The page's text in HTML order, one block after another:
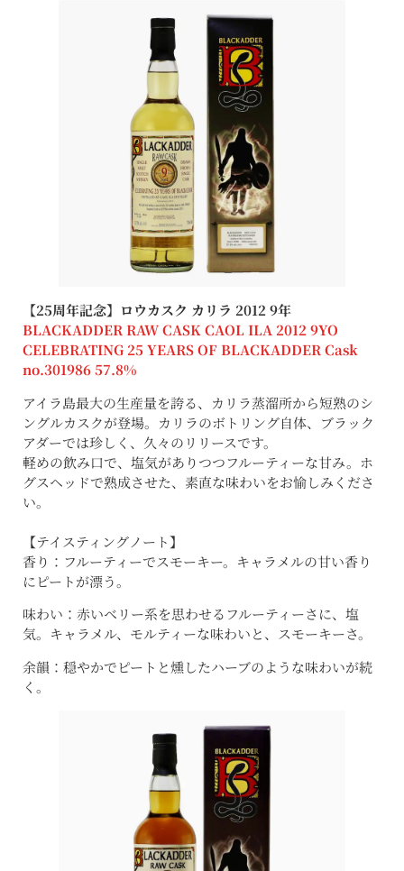
【25周年記念】ロウカスク カリラ 2012 9年
BLACKADDER RAW CASK CAOL ILA 2012 9YO
CELEBRATING 25 YEARS OF BLACKADDER Cask
no.301986 57.8%
アイラ島最大の生産量を誇る、カリラ蒸溜所から短熟のシ
ングルカスクが登場。カリラのボトリング自体、ブラック
アダーでは珍しく、久々のリリースです。
軽めの飲み口で、塩気がありつつフルーティーな甘み。ホ
グスヘッドで熟成させた、素直な味わいをお愉しみくださ
い。
【テイスティングノート】
香り：フルーティーでスモーキー。キャラメルの甘い香り
にピートが漂う。
味わい：赤いベリー系を思わせるフルーティーさに、塩
気。キャラメル、モルティーな味わいと、スモーキーさ。
余韻：穏やかでピートと燻したハーブのような味わいが続
く。